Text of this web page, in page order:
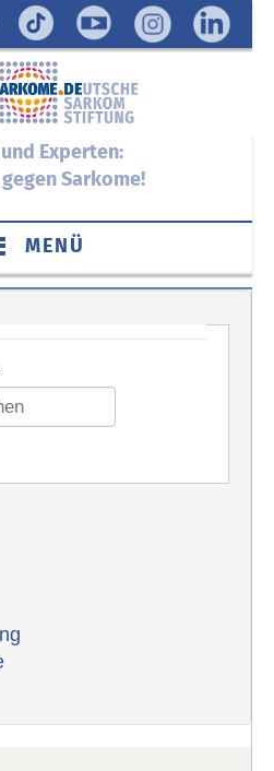
Experten:
Sarkome!
MENÜ